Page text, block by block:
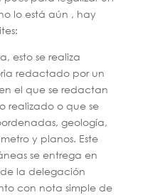
lo está aún , hay
esto se realiza
redactado por un
el que se redactan
realizado o que se
geología,
y planos. Este
se entrega en
de la delegación
con nota simple de